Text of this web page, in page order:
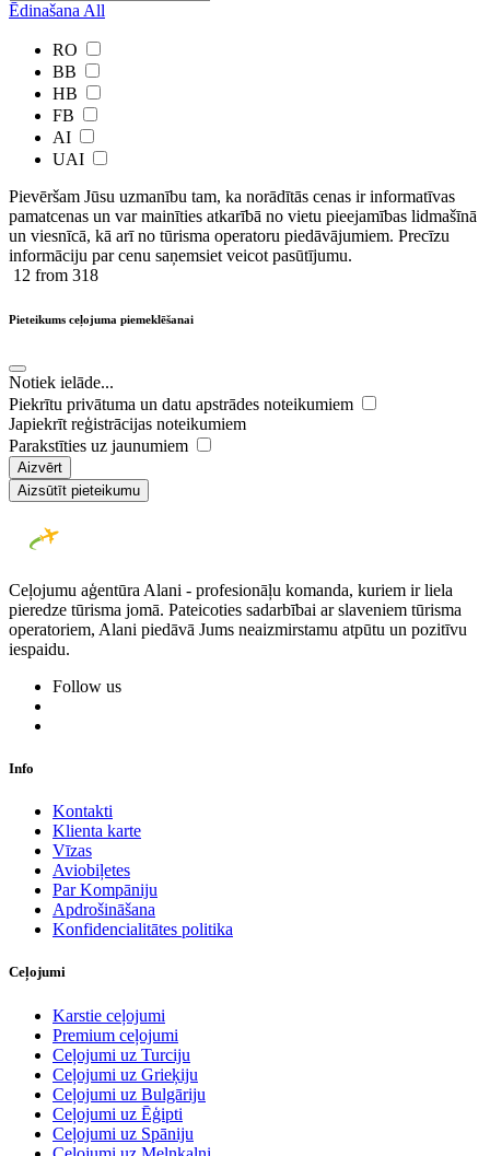
Ēdinašana All
RO
BB
HB
FB
AI
UAI
Pievēršam Jūsu uzmanību tam, ka norādītās cenas ir ​informatīvas ​
pamatcenas un var mainīties atkarībā ​no ​vietu pieejamības lidmašīnā
un viesnīcā, kā arī no tūrisma operatoru piedāvājumiem. Precīzu
informāciju par cenu saņemsiet veicot pasūtījumu.
12 from 318
Pieteikums ceļojuma piemeklēšanai
Notiek ielāde...
Piekrītu privātuma un datu apstrādes noteikumiem
Japiekrīt reģistrācijas noteikumiem
Parakstīties uz jaunumiem
Aizvērt
Aizsūtīt pieteikumu
Ceļojumu aģentūra Alani - profesionāļu komanda, kuriem ir liela
pieredze tūrisma jomā. Pateicoties sadarbībai ar slaveniem tūrisma
operatoriem, Alani piedāvā Jums neaizmirstamu atpūtu un pozitīvu
iespaidu.
Follow us
Info
Kontakti
Klienta karte
Vīzas
Aviobiļetes
Par Kompāniju
Apdrošināšana
Konfidencialitātes politika
Ceļojumi
Karstie ceļojumi
Premium ceļojumi
Ceļojumi uz Turciju
Ceļojumi uz Grieķiju
Ceļojumi uz Bulgāriju
Ceļojumi uz Ēģipti
Ceļojumi uz Spāniju